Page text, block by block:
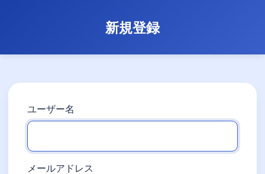
新規登録
ユーザー名
メールアドレス